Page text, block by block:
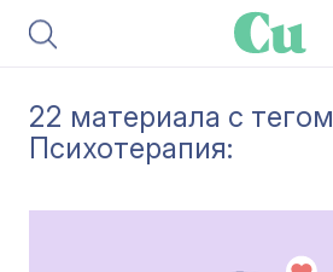
22 материала с тегом
Психотерапия: